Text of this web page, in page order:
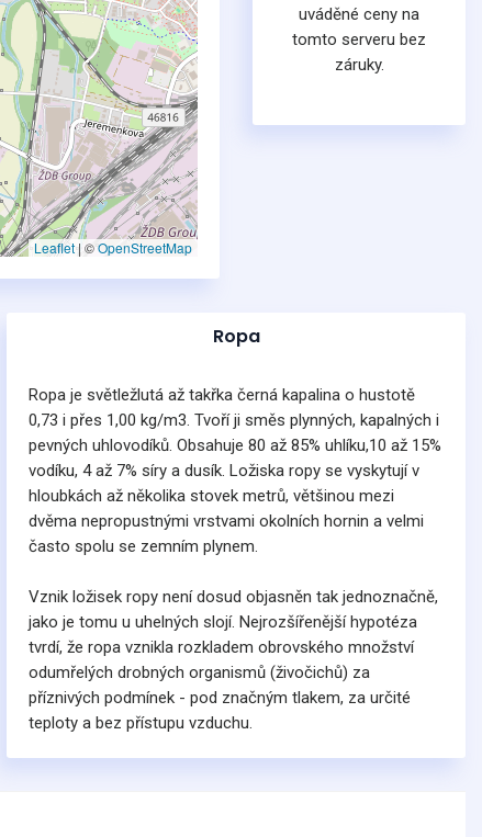
Leaflet | ©OpenStreetMap
uváděné ceny na
tomto serveru bez
záruky.
Ropa
Ropa je světležlutá až takřka černá kapalina o hustotě
0,73 i přes 1,00 kg/m3. Tvoří ji směs plynných, kapalných i
pevných uhlovodíků. Obsahuje 80 až 85% uhlíku,10 až 15%
vodíku, 4 až 7% síry a dusík. Ložiska ropy se vyskytují v
hloubkách až několika stovek metrů, většinou mezi
dvěma nepropustnými vrstvami okolních hornin a velmi
často spolu se zemním plynem.
Vznik ložisek ropy není dosud objasněn tak jednoznačně,
jako je tomu u uhelných slojí. Nejrozšířenější hypotéza
tvrdí, že ropa vznikla rozkladem obrovského množství
odumřelých drobných organismů (živočichů) za
příznivých podmínek - pod značným tlakem, za určité
teploty a bez přístupu vzduchu.